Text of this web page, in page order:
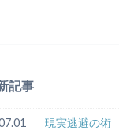
記事
現実逃避の術